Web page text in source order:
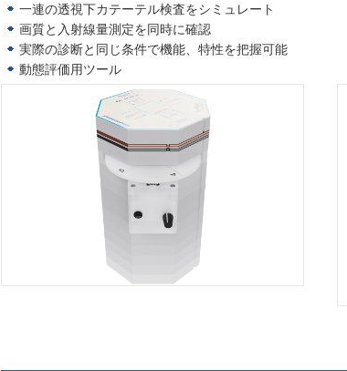
一連の透視下カテーテル検査をシミュレート
画質と入射線量測定を同時に確認
実際の診断と同じ条件で機能、特性を把握可能
動態評価用ツール